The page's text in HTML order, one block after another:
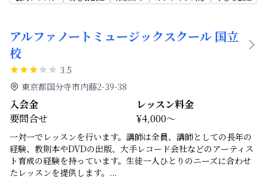
アルファノートミュージックスクール 国立
校
3.5
東京都国分寺市内藤2-39-38
入会金
要問合せ
レッスン料金
¥4,000～
一対一でレッスンを行います。講師は全員、講師としての長年の
経験、教則本やDVDの出版、大手レコード会社などのアーティス
ト育成の経験を持っています。生徒一人ひとりのニーズに合わせ
たレッスンを提供します。 ...